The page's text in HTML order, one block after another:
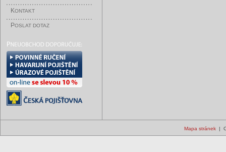
KONTAKT
POSLAT DOTAZ
Mapa stránek|